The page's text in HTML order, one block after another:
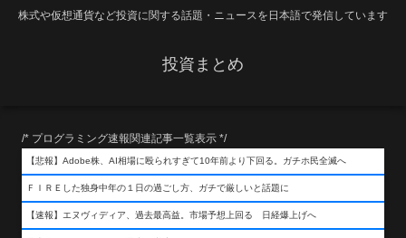
株式や仮想通貨など投資に関する話題・ニュースを日本語で発信しています
投資まとめ
/* プログラミング速報関連記事一覧表示 */
【悲報】Adobe株、AI相場に殴られすぎて10年前より下回る。ガチホ民全滅へ
ＦＩＲＥした独身中年の１日の過ごし方、ガチで厳しいと話題に
【速報】エヌヴィディア、過去最高益。市場予想上回る 日経爆上げへ